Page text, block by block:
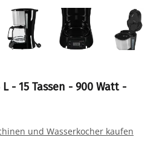
- 15 Tassen - 900 Watt -
und Wasserkocher kaufen